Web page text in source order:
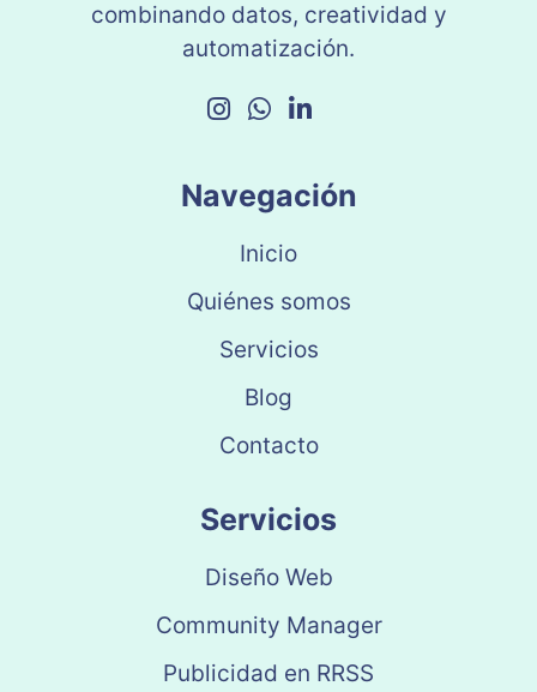
combinando datos, creatividad y
automatización.
Navegación
Inicio
Quiénes somos
Servicios
Blog
Contacto
Servicios
Diseño Web
Community Manager
Publicidad en RRSS